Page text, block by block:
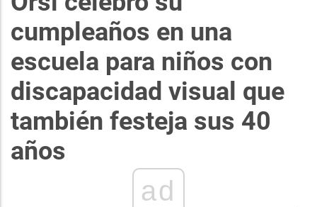
cumpleaños en una
escuela para niños con
discapacidad visual que
también festeja sus 40
años
ad